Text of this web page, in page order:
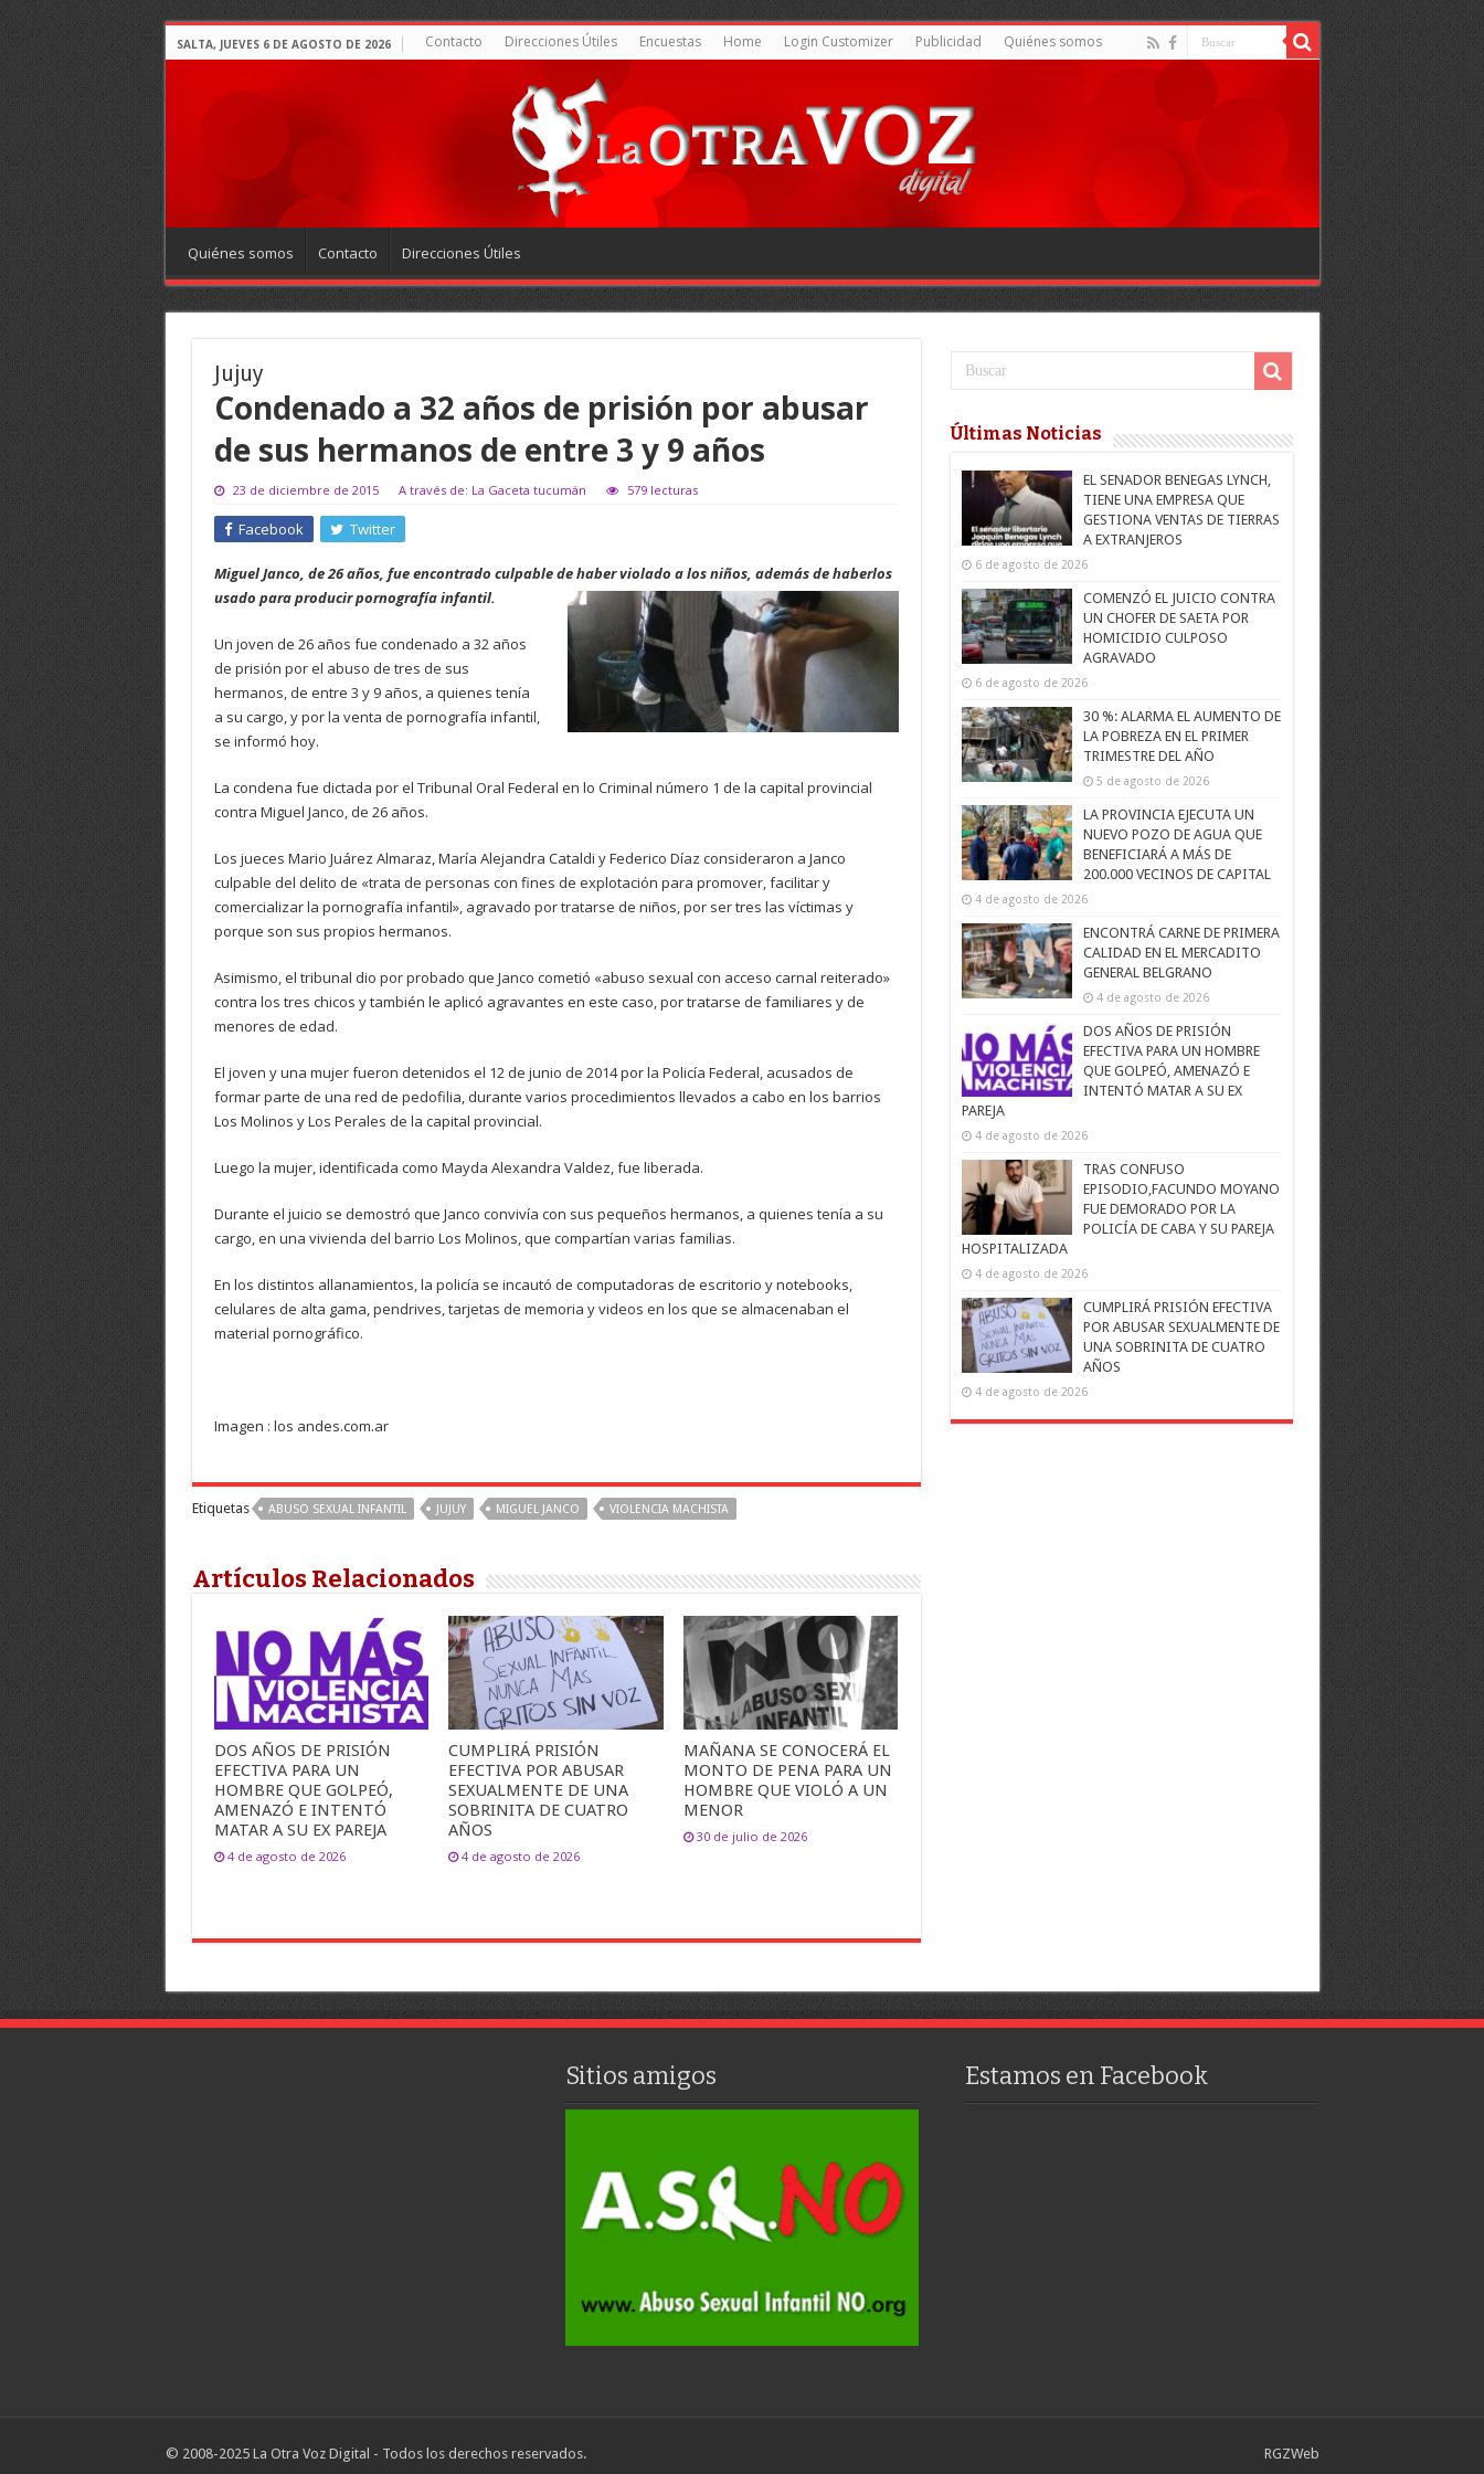
SALTA, JUEVES 6 DE AGOSTO DE 2026 Contacto Direcciones Útiles Encuestas Home Login Customizer Publicidad Quiénes somos
Quiénes somos Contacto Direcciones Útiles
Jujuy
Condenado a 32 años de prisión por abusar
de sus hermanos de entre 3 y 9 años
23 de diciembre de 2015 A través de: La Gaceta tucumán 579 lecturas
Facebook Twitter
Miguel Janco, de 26 años, fue encontrado culpable de haber violado a los niños, además de haberlos
usado para producir pornografía infantil.
Un joven de 26 años fue condenado a 32 años
de prisión por el abuso de tres de sus
hermanos, de entre 3 y 9 años, a quienes tenía
a su cargo, y por la venta de pornografía infantil,
se informó hoy.
La condena fue dictada por el Tribunal Oral Federal en lo Criminal número 1 de la capital provincial
contra Miguel Janco, de 26 años.
Los jueces Mario Juárez Almaraz, María Alejandra Cataldi y Federico Díaz consideraron a Janco
culpable del delito de «trata de personas con fines de explotación para promover, facilitar y
comercializar la pornografía infantil», agravado por tratarse de niños, por ser tres las víctimas y
porque son sus propios hermanos.
Asimismo, el tribunal dio por probado que Janco cometió «abuso sexual con acceso carnal reiterado»
contra los tres chicos y también le aplicó agravantes en este caso, por tratarse de familiares y de
menores de edad.
El joven y una mujer fueron detenidos el 12 de junio de 2014 por la Policía Federal, acusados de
formar parte de una red de pedofilia, durante varios procedimientos llevados a cabo en los barrios
Los Molinos y Los Perales de la capital provincial.
Luego la mujer, identificada como Mayda Alexandra Valdez, fue liberada.
Durante el juicio se demostró que Janco convivía con sus pequeños hermanos, a quienes tenía a su
cargo, en una vivienda del barrio Los Molinos, que compartían varias familias.
En los distintos allanamientos, la policía se incautó de computadoras de escritorio y notebooks,
celulares de alta gama, pendrives, tarjetas de memoria y videos en los que se almacenaban el
material pornográfico.
Imagen : los andes.com.ar
Etiquetas ABUSO SEXUAL INFANTIL JUJUY MIGUEL JANCO VIOLENCIA MACHISTA
Artículos Relacionados
DOS AÑOS DE PRISIÓN
EFECTIVA PARA UN
HOMBRE QUE GOLPEÓ,
AMENAZÓ E INTENTÓ
MATAR A SU EX PAREJA
4 de agosto de 2026
CUMPLIRÁ PRISIÓN
EFECTIVA POR ABUSAR
SEXUALMENTE DE UNA
SOBRINITA DE CUATRO
AÑOS
4 de agosto de 2026
MAÑANA SE CONOCERÁ EL
MONTO DE PENA PARA UN
HOMBRE QUE VIOLÓ A UN
MENOR
30 de julio de 2026
Últimas Noticias
EL SENADOR BENEGAS LYNCH,
TIENE UNA EMPRESA QUE
GESTIONA VENTAS DE TIERRAS
A EXTRANJEROS
6 de agosto de 2026
COMENZÓ EL JUICIO CONTRA
UN CHOFER DE SAETA POR
HOMICIDIO CULPOSO
AGRAVADO
6 de agosto de 2026
30 %: ALARMA EL AUMENTO DE
LA POBREZA EN EL PRIMER
TRIMESTRE DEL AÑO
5 de agosto de 2026
LA PROVINCIA EJECUTA UN
NUEVO POZO DE AGUA QUE
BENEFICIARÁ A MÁS DE
200.000 VECINOS DE CAPITAL
4 de agosto de 2026
ENCONTRÁ CARNE DE PRIMERA
CALIDAD EN EL MERCADITO
GENERAL BELGRANO
4 de agosto de 2026
DOS AÑOS DE PRISIÓN
EFECTIVA PARA UN HOMBRE
QUE GOLPEÓ, AMENAZÓ E
INTENTÓ MATAR A SU EX
PAREJA
4 de agosto de 2026
TRAS CONFUSO
EPISODIO,FACUNDO MOYANO
FUE DEMORADO POR LA
POLICÍA DE CABA Y SU PAREJA
HOSPITALIZADA
4 de agosto de 2026
CUMPLIRÁ PRISIÓN EFECTIVA
POR ABUSAR SEXUALMENTE DE
UNA SOBRINITA DE CUATRO
AÑOS
4 de agosto de 2026
Sitios amigos Estamos en Facebook
RGZWeb
© 2008-2025 La Otra Voz Digital - Todos los derechos reservados.